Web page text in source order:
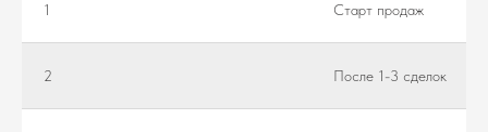
1 Старт продаж
2 После 1-3 сделок